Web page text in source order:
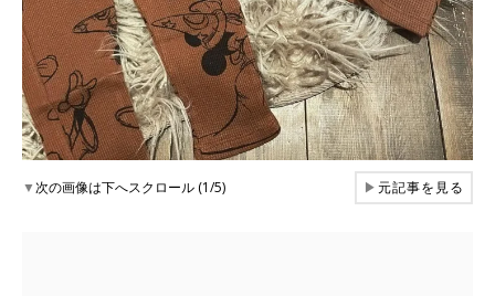
▼次の画像は下へスクロール (1/5) ▶元記事を見る